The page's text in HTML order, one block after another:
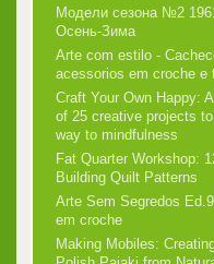
Модели сезона №2
Осень-Зима
Arte com estilo -
acessorios em croche e
Craft Your Own Happy:
of 25 creative projects
way to mindfulness
Fat Quarter Workshop:
Building Quilt Patterns
Arte Sem Segredos
em croche
Making Mobiles: